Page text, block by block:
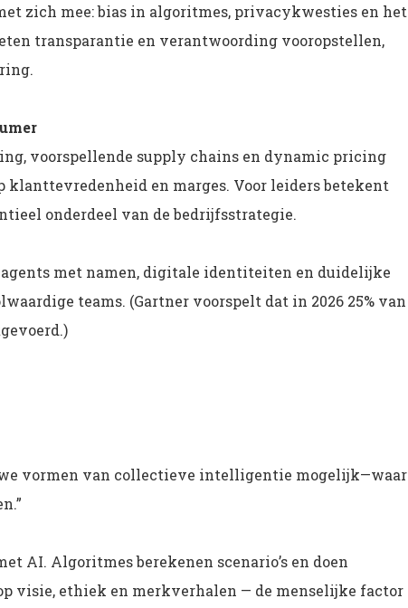
zich mee: bias in algoritmes, privacykwesties en het
transparantie en verantwoording vooropstellen,
voorspellende supply chains en dynamic pricing
en marges. Voor leiders betekent
onderdeel van de bedrijfsstrategie.
met namen, digitale identiteiten en duidelijke
teams. (Gartner voorspelt dat in 2026 25% van
vormen van collectieve intelligentie mogelijk—waar
AI. Algoritmes berekenen scenario’s en doen
visie, ethiek en merkverhalen — de menselijke factor